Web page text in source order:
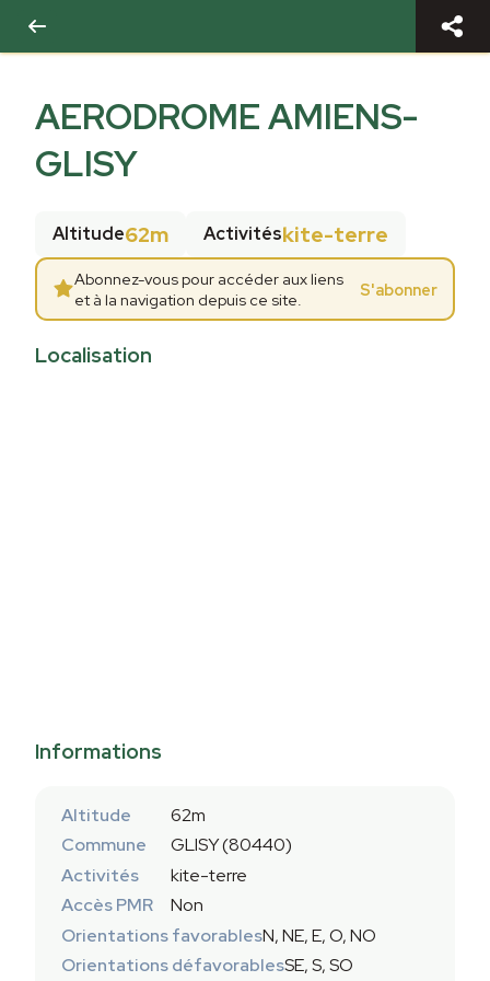
AERODROME AMIENS-
GLISY
Altitude62m Activitéskite-terre
Abonnez-vous pour accéder aux liens
et à la navigation depuis ce site.
S'abonner
Localisation
Informations
Altitude
62m
Commune
GLISY (80440)
Activités
kite-terre
Accès PMR
Non
Orientations favorablesN, NE, E, O, NO
Orientations défavorablesSE, S, SO